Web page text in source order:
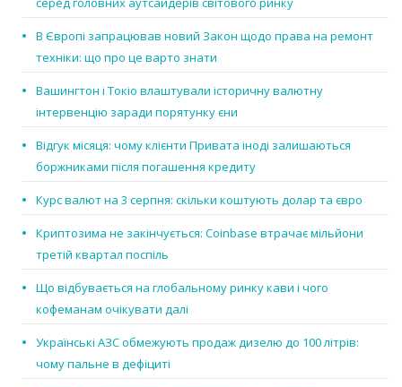
В Європі запрацював новий Закон щодо права на ремонт
техніки: що про це варто знати
Вашингтон і Токіо влаштували історичну валютну
інтервенцію заради порятунку єни
Відгук місяця: чому клієнти Привата іноді залишаються
боржниками після погашення кредиту
Курс валют на 3 серпня: скільки коштують долар та євро
Криптозима не закінчується: Coinbase втрачає мільйони
третій квартал поспіль
Що відбувається на глобальному ринку кави і чого
кофеманам очікувати далі
Українські АЗС обмежують продаж дизелю до 100 літрів:
чому пальне в дефіциті